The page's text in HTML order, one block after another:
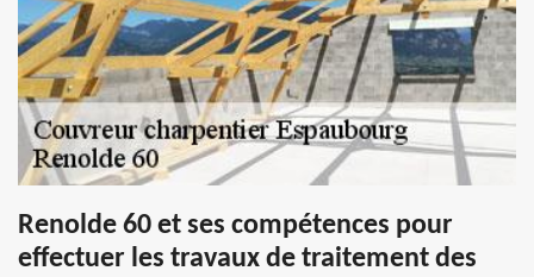
Renolde 60 et ses compétences pour
effectuer les travaux de traitement des